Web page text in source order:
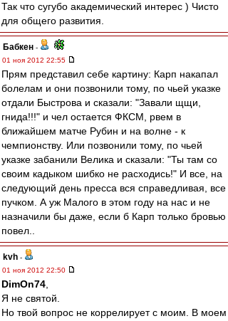
Так что сугубо академический интерес ) Чисто
для общего развития.
Бабкен -
01 ноя 2012 22:55
Прям представил себе картину: Карп накапал
болелам и они позвонили тому, по чьей указке
отдали Быстрова и сказали: "Завали щщи,
гнида!!!" и чел остается ФКСМ, рвем в
ближайшем матче Рубин и на волне - к
чемпионству. Или позвонили тому, по чьей
указке забанили Велика и сказали: "Ты там со
своим кадыком шибко не расходись!" И все, на
следующий день пресса вся справедливая, все
пучком. А уж Малого в этом году на нас и не
назначили бы даже, если б Карп только бровью
повел..
kvh -
01 ноя 2012 22:50
DimOn74
Я не святой.
Но твой вопрос не коррелирует с моим. В моем